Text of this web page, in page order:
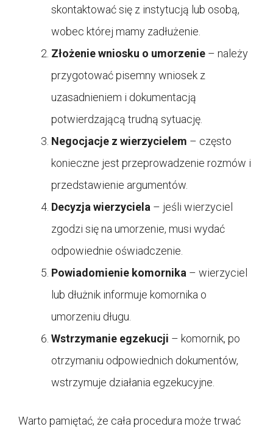
skontaktować się z instytucją lub osobą,
wobec której mamy zadłużenie.
Złożenie wniosku o umorzenie – należy
przygotować pisemny wniosek z
uzasadnieniem i dokumentacją
potwierdzającą trudną sytuację.
Negocjacje z wierzycielem – często
konieczne jest przeprowadzenie rozmów i
przedstawienie argumentów.
Decyzja wierzyciela – jeśli wierzyciel
zgodzi się na umorzenie, musi wydać
odpowiednie oświadczenie.
Powiadomienie komornika – wierzyciel
lub dłużnik informuje komornika o
umorzeniu długu.
Wstrzymanie egzekucji – komornik, po
otrzymaniu odpowiednich dokumentów,
wstrzymuje działania egzekucyjne.
Warto pamiętać, że cała procedura może trwać